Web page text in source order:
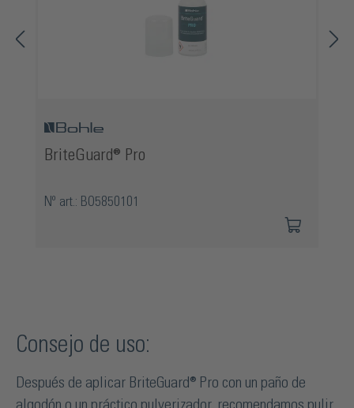
BriteGuard® Pro
Nº art.: BO5850101
Consejo de uso:
Después de aplicar BriteGuard® Pro con un paño de
algodón o un práctico pulverizador, recomendamos pulir